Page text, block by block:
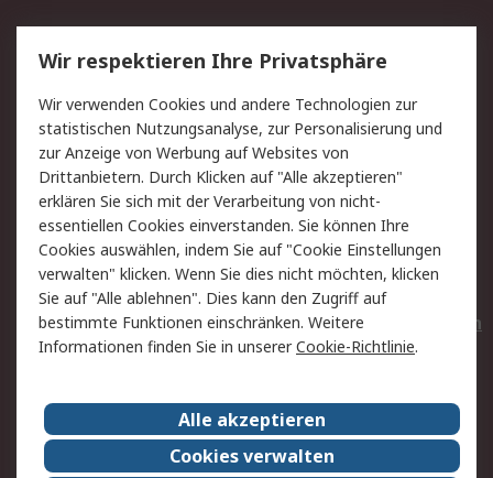
Service
Value Added Services
Lieferlösungen
Rücksendungen
Kontakt
Hilfe
Privatkunden
Rechtliches
AGB
Datenschutz
Cookie-Richtlinie
Zahlungsbedingungen
Copyright/Impressum
Entsorgung
Elektrogeräte/Batterien
RS weltweit
Karriere bei RS
Nachhaltigkeit
Wir respektieren Ihre Privatsphäre
Wir verwenden Cookies und andere Technologien zur
statistischen Nutzungsanalyse, zur Personalisierung und
zur Anzeige von Werbung auf Websites von
Drittanbietern. Durch Klicken auf "Alle akzeptieren"
erklären Sie sich mit der Verarbeitung von nicht-
essentiellen Cookies einverstanden. Sie können Ihre
Cookies auswählen, indem Sie auf "Cookie Einstellungen
verwalten" klicken. Wenn Sie dies nicht möchten, klicken
Sie auf "Alle ablehnen". Dies kann den Zugriff auf
bestimmte Funktionen einschränken. Weitere
Informationen finden Sie in unsererCookie-Richtlinie.
Alle akzeptieren
Cookies verwalten